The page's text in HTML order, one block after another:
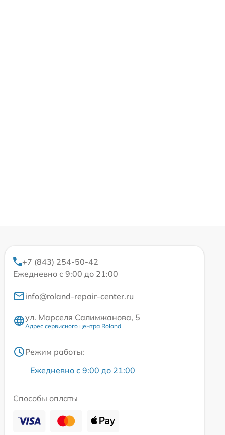
+7 (843) 254-50-42
Ежедневно с 9:00 до 21:00
info@roland-repair-center.ru
ул. Марселя Салимжанова, 5
Адрес сервисного центра Roland
Режим работы:
Ежедневно с 9:00 до 21:00
Способы оплаты